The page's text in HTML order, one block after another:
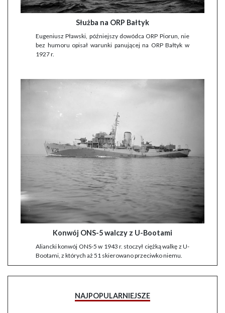
Służba na ORP Bałtyk
Eugeniusz Pławski, późniejszy dowódca ORP Piorun, nie
bez humoru opisał warunki panującej na ORP Bałtyk w
1927 r.
Konwój ONS-5 walczy z U-Bootami
Aliancki konwój ONS-5 w 1943 r. stoczył ciężką walkę z U-
Bootami, z których aż 51 skierowano przeciwko niemu.
NAJPOPULARNIEJSZE